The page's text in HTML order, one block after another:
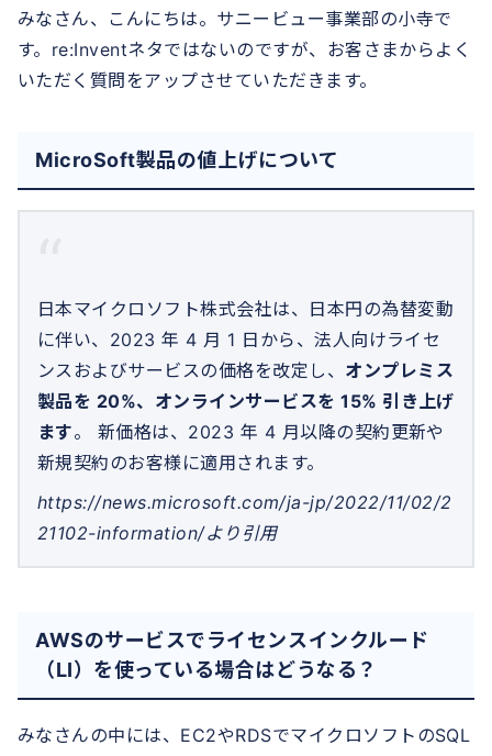
みなさん、こんにちは。サニービュー事業部の小寺で
す。re:Inventネタではないのですが、お客さまからよく
いただく質問をアップさせていただきます。
MicroSoft製品の値上げについて
日本マイクロソフト株式会社は、日本円の為替変動
に伴い、2023 年 4 月 1 日から、法人向けライセ
ンスおよびサービスの価格を改定し、 オンプレミス
製品を 20%、オンラインサービスを 15% 引き上げ
ます。 新価格は、2023 年 4 月以降の契約更新や
新規契約のお客様に適用されます。
https://news.microsoft.com/ja-jp/2022/11/02/2
21102-information/より引用
AWSのサービスでライセンスインクルード
（LI）を使っている場合はどうなる？
みなさんの中には、EC2やRDSでマイクロソフトのSQL